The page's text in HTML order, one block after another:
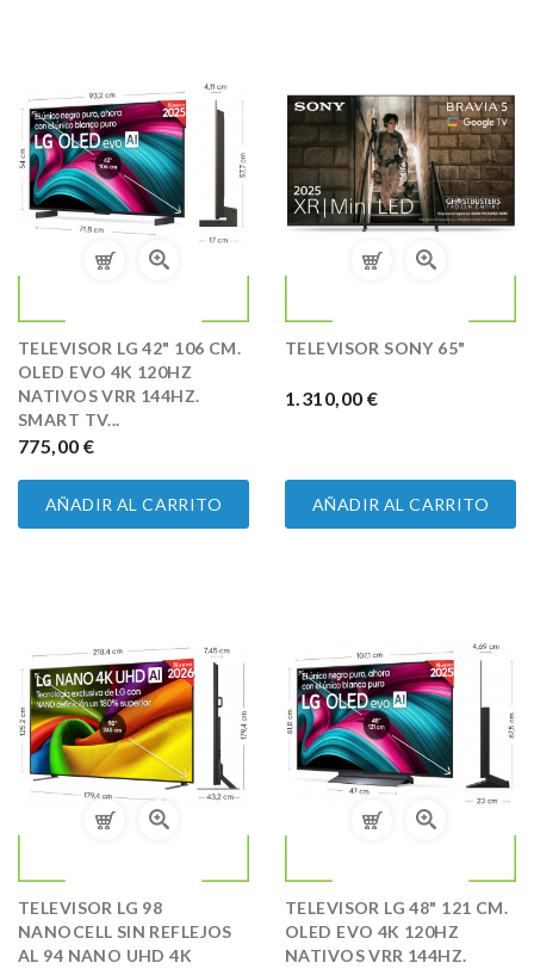
TELEVISOR LG 42" 106 CM.
OLED EVO 4K 120HZ
NATIVOS VRR 144HZ.
SMART TV...
PRECIO
775,00 €
AÑADIR AL CARRITO
TELEVISOR SONY 65"
PRECIO
1.310,00 €
AÑADIR AL CARRITO
TELEVISOR LG 98
NANOCELL SIN REFLEJOS
AL 94 NANO UHD 4K
TELEVISOR LG 48" 121 CM.
OLED EVO 4K 120HZ
NATIVOS VRR 144HZ.